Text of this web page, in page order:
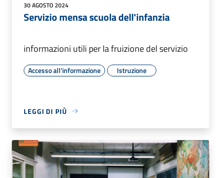
30 AGOSTO 2024
Servizio mensa scuola dell'infanzia
informazioni utili per la fruizione del servizio
Accesso all'informazione Istruzione
LEGGI DI PIÙ